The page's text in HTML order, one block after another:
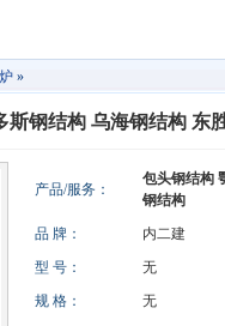
»
斯钢结构 乌海钢结构 东
产品/服务：
包头钢结构
钢结构
品 牌：
内二建
型 号：
无
规 格：
无